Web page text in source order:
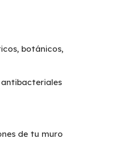
botánicos,
de tu muro